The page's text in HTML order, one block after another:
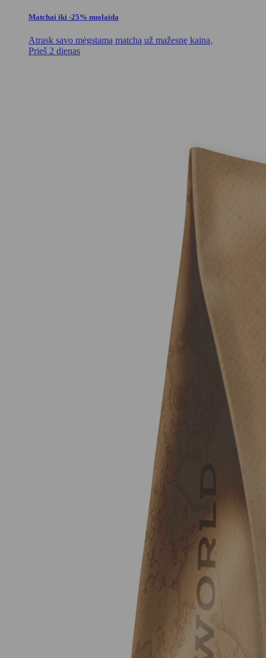
Matchai iki -25% nuolaida
Atrask savo mėgstamą matchą už mažesnę kainą.
Prieš 2 dienas